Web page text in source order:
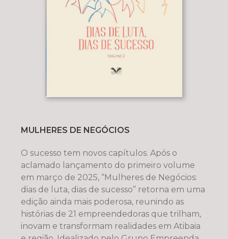
MULHERES DE NEGÓCIOS
O sucesso tem novos capítulos. Após o
aclamado lançamento do primeiro volume
em março de 2025, “Mulheres de Negócios:
dias de luta, dias de sucesso” retorna em uma
edição ainda mais poderosa, reunindo as
histórias de 21 empreendedoras que trilham,
inovam e transformam realidades em Atibaia